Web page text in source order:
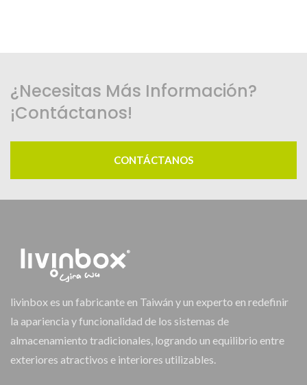
¿Necesitas Más Información?
¡Contáctanos!
CONTÁCTANOS
livinbox es un fabricante en Taiwán y un experto en redefinir
la apariencia y funcionalidad de los sistemas de
almacenamiento tradicionales, logrando un equilibrio entre
exteriores atractivos e interiores utilizables.